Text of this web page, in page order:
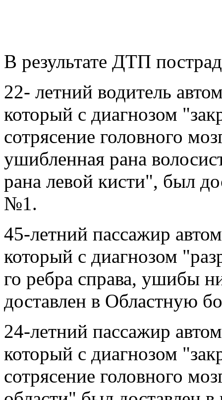
В результате ДТП
22- летний водитель
который с диагнозом
сотрясение головного
ушибленная рана
рана левой кисти", был
№1.
45-летний пассажир
который с диагнозом
го ребра справа, ушибы
доставлен в Областную
24-летний пассажир
который с диагнозом
сотрясение головного